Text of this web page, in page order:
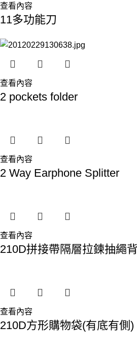
查看內容
11多功能刀
查看內容
2 pockets folder
查看內容
2 Way Earphone Splitter
查看內容
210D拼接帶隔層拉鍊抽繩
查看內容
210D方形購物袋(有底有側)